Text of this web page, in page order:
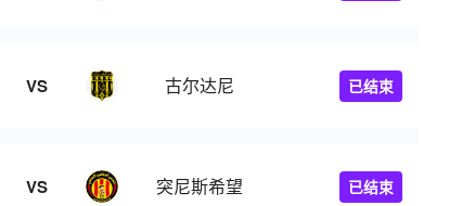
VS 古尔达尼 已结束
VS 突尼斯希望 已结束